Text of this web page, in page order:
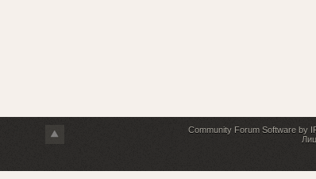
Community Forum Software by